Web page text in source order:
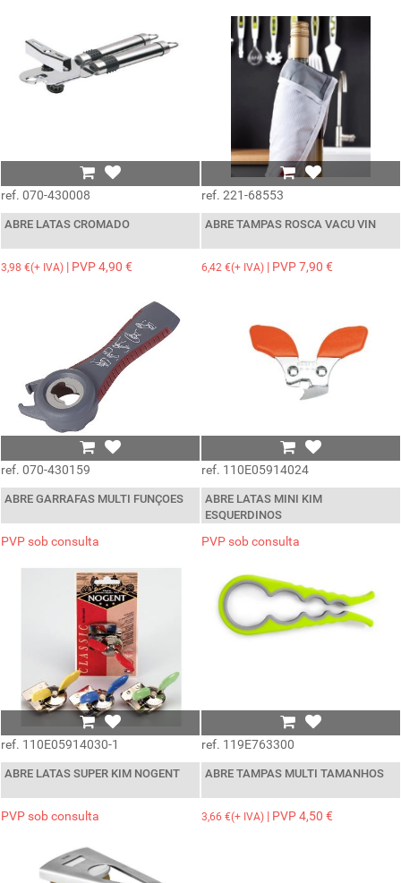
ref. 070-430008
ABRE LATAS CROMADO
3,98 €(+ IVA) | PVP 4,90 €
ref. 221-68553
ABRE TAMPAS ROSCA VACU VIN
6,42 €(+ IVA) | PVP 7,90 €
ref. 070-430159
ABRE GARRAFAS MULTI FUNÇOES
PVP sob consulta
ref. 110E05914024
ABRE LATAS MINI KIM
ESQUERDINOS
PVP sob consulta
ref. 110E05914030-1
ABRE LATAS SUPER KIM NOGENT
PVP sob consulta
ref. 119E763300
ABRE TAMPAS MULTI TAMANHOS
3,66 €(+ IVA) | PVP 4,50 €